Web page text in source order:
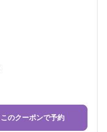
このクーポンで予約